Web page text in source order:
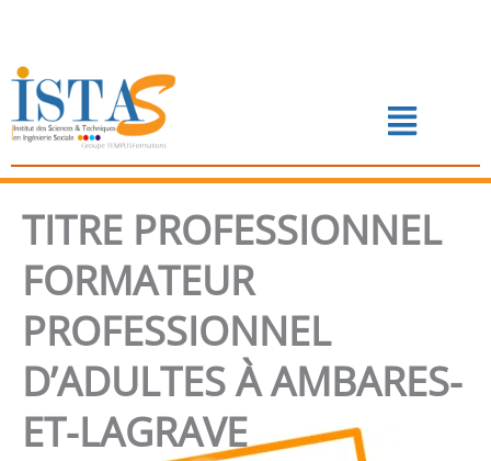
contenu
Menu
📅 PRENDRE RENDEZ-VOUS
TITRE PROFESSIONNEL
FORMATEUR
PROFESSIONNEL
D’ADULTES À AMBARES-
ET-LAGRAVE